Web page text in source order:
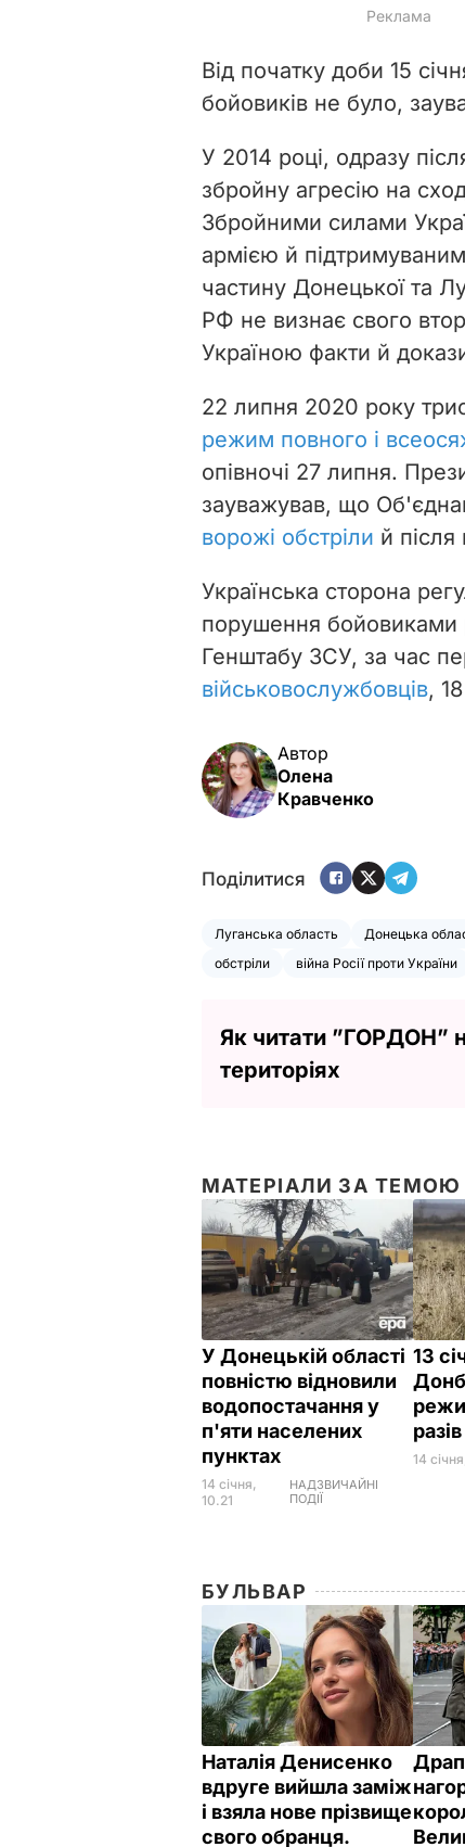
Від початку доби 15
бойовиків не було,
У 2014 році, одразу
збройну агресію на
Збройними силами
армією й
частину Донецької та
РФ не визнає свого
Україною факти й
22 липня 2020 року
режим повного і
опівночі 27 липня.
зауважував, що
ворожі обстріли й
Українська сторона
порушення
Генштабу ЗСУ, за час
військовослужбовців,
Автор
Олена
Кравченко
Поділитися
Луганська область Донецька
обстріли
війна Росії проти України
Як читати ”ГОРДОН”
територіях
МАТЕРІАЛИ ЗА ТЕМОЮ
У Донецькій області
повністю відновили
водопостачання у
п'яти населених
пунктах
14 січня,
10.21
НАДЗВИЧАЙНІ
ПОДІЇ
13
14
БУЛЬВАР
Наталія Денисенко
вдруге вийшла заміж
і взяла нове прізвище
свого обранця.